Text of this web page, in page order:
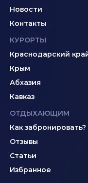
Новости
Контакты
КУРОРТЫ
Краснодарский
Крым
Абхазия
Кавказ
ОТДЫХАЮЩИМ
Как забронировать?
Отзывы
Статьи
Избранное